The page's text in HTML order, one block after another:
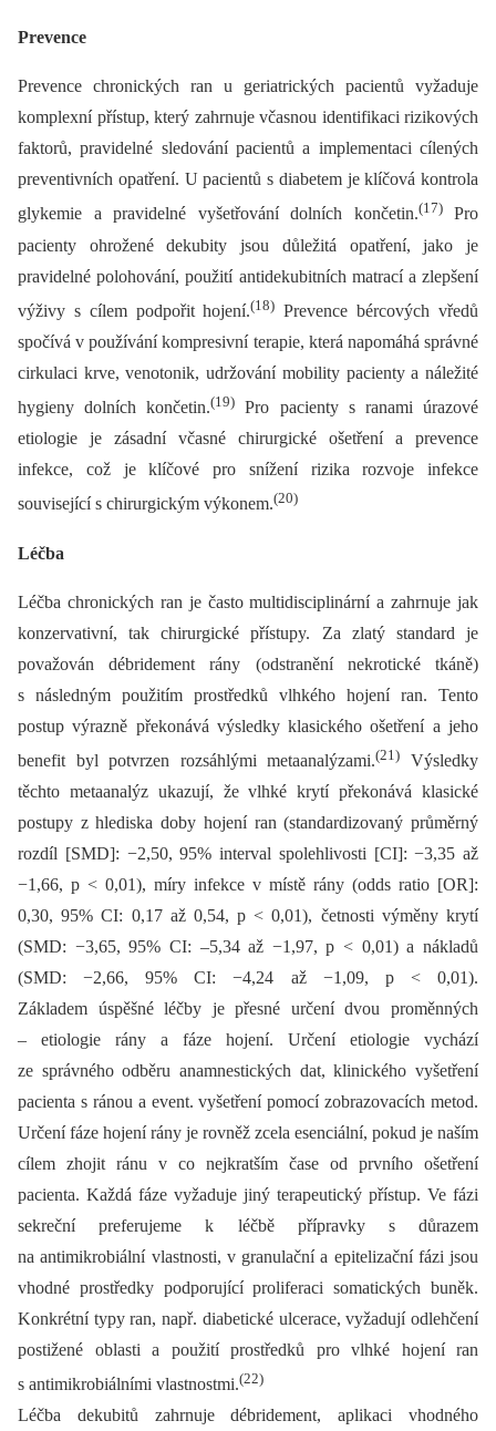
Prevence
Prevence chronických ran u geriatrických pacientů vyžaduje
komplexní přístup, který zahrnuje včasnou identifikaci rizikových
faktorů, pravidelné sledování pacientů a implementaci cílených
preventivních opatření. U pacientů s diabetem je klíčová kontrola
glykemie a pravidelné vyšetřování dolních končetin.(17)Pro
pacienty ohrožené dekubity jsou důležitá opatření, jako je
pravidelné polohování, použití antidekubitních matrací a zlepšení
výživy s cílem podpořit hojení.(18) Prevence bércových vředů
spočívá v používání kompresivní terapie, která napomáhá správné
cirkulaci krve, venotonik, udržování mobility pacienty a náležité
hygieny dolních končetin.(19) Pro pacienty s ranami úrazové
etiologie je zásadní včasné chirurgické ošetření a prevence
infekce, což je klíčové pro snížení rizika rozvoje infekce
související s chirurgickým výkonem.(20)
Léčba
Léčba chronických ran je často multidisciplinární a zahrnuje jak
konzervativní, tak chirurgické přístupy. Za zlatý standard je
považován débridement rány (odstranění nekrotické tkáně)
s následným použitím prostředků vlhkého hojení ran. Tento
postup výrazně překonává výsledky klasického ošetření a jeho
benefit byl potvrzen rozsáhlými metaanalýzami.(21) Výsledky
těchto metaanalýz ukazují, že vlhké krytí překonává klasické
postupy z hlediska doby hojení ran (standardizovaný průměrný
rozdíl [SMD]: −2,50, 95% interval spolehlivosti [CI]: −3,35 až
−1,66, p < 0,01), míry infekce v místě rány (odds ratio [OR]:
0,30, 95% CI: 0,17 až 0,54, p < 0,01), četnosti výměny krytí
(SMD: −3,65, 95% CI: –5,34 až −1,97, p < 0,01) a nákladů
(SMD: −2,66, 95% CI: −4,24 až −1,09, p < 0,01).
Základem úspěšné léčby je přesné určení dvou proměnných
–⁠ etiologie rány a fáze hojení. Určení etiologie vychází
ze správného odběru anamnestických dat, klinického vyšetření
pacienta s ránou a event. vyšetření pomocí zobrazovacích metod.
Určení fáze hojení rány je rovněž zcela esenciální, pokud je naším
cílem zhojit ránu v co nejkratším čase od prvního ošetření
pacienta. Každá fáze vyžaduje jiný terapeutický přístup. Ve fázi
sekreční preferujeme k léčbě přípravky s důrazem
na antimikrobiální vlastnosti, v granulační a epitelizační fázi jsou
vhodné prostředky podporující proliferaci somatických buněk.
Konkrétní typy ran, např. diabetické ulcerace, vyžadují odlehčení
postižené oblasti a použití prostředků pro vlhké hojení ran
s antimikrobiálními vlastnostmi.(22)
Léčba dekubitů zahrnuje débridement, aplikaci vhodného